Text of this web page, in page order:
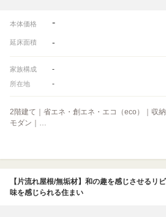
本体価格 -
延床面積 -
家族構成 -
所在地 -
2階建て｜省エネ・創エネ・エコ（eco）｜収
モダン｜…
【片流れ屋根/無垢材】和の趣を感じさせる
味を感じられる住まい